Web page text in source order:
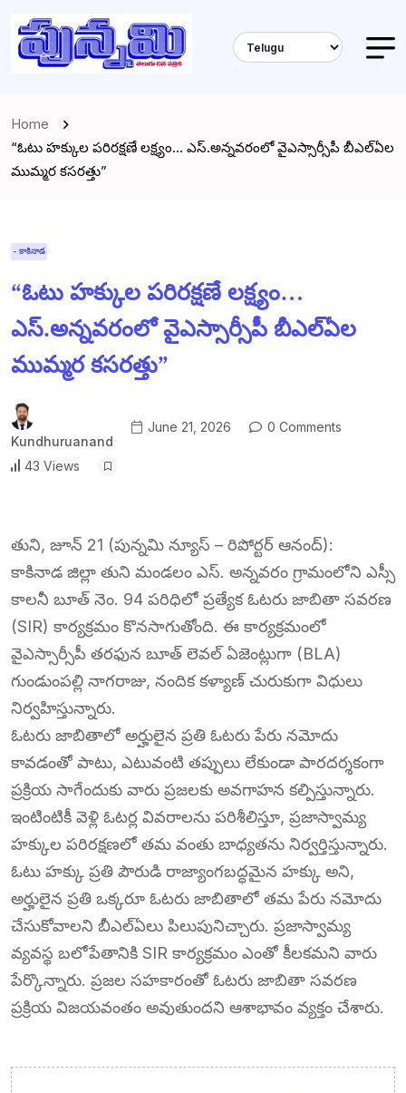
Home
“ఓటు హక్కుల పరిరక్షణే లక్ష్యం… ఎస్.అన్నవరంలో వైఎస్సార్సీపీ బీఎల్‌ఏల
ముమ్మర కసరత్తు”
- కాకినాడ
“ఓటు హక్కుల పరిరక్షణే లక్ష్యం…
ఎస్.అన్నవరంలో వైఎస్సార్సీపీ బీఎల్‌ఏల
ముమ్మర కసరత్తు”
Kundhuruanand
June 21, 2026 0 Comments
43 Views
తుని, జూన్ 21 (పున్నమి న్యూస్ – రిపోర్టర్ ఆనంద్):
కాకినాడ జిల్లా తుని మండలం ఎస్. అన్నవరం గ్రామంలోని ఎస్సీ
కాలనీ బూత్ నెం. 94 పరిధిలో ప్రత్యేక ఓటరు జాబితా సవరణ
(SIR) కార్యక్రమం కొనసాగుతోంది. ఈ కార్యక్రమంలో
వైఎస్సార్సీపీ తరఫున బూత్ లెవల్ ఏజెంట్లుగా (BLA)
గుండుంపల్లి నాగరాజు, నందిక కళ్యాణ్ చురుకుగా విధులు
నిర్వహిస్తున్నారు.
ఓటరు జాబితాలో అర్హులైన ప్రతి ఓటరు పేరు నమోదు
కావడంతో పాటు, ఎటువంటి తప్పులు లేకుండా పారదర్శకంగా
ప్రక్రియ సాగేందుకు వారు ప్రజలకు అవగాహన కల్పిస్తున్నారు.
ఇంటింటికీ వెళ్లి ఓటర్ల వివరాలను పరిశీలిస్తూ, ప్రజాస్వామ్య
హక్కుల పరిరక్షణలో తమ వంతు బాధ్యతను నిర్వర్తిస్తున్నారు.
ఓటు హక్కు ప్రతి పౌరుడి రాజ్యాంగబద్ధమైన హక్కు అని,
అర్హులైన ప్రతి ఒక్కరూ ఓటరు జాబితాలో తమ పేరు నమోదు
చేసుకోవాలని బీఎల్‌ఏలు పిలుపునిచ్చారు. ప్రజాస్వామ్య
వ్యవస్థ బలోపేతానికి SIR కార్యక్రమం ఎంతో కీలకమని వారు
పేర్కొన్నారు. ప్రజల సహకారంతో ఓటరు జాబితా సవరణ
ప్రక్రియ విజయవంతం అవుతుందని ఆశాభావం వ్యక్తం చేశారు.